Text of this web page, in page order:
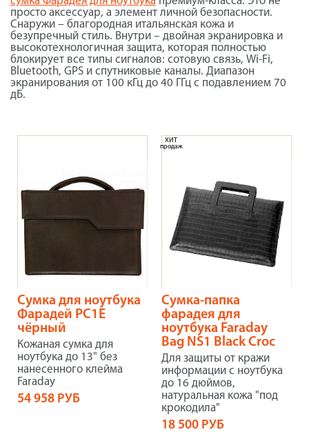
просто аксессуар, а элемент личной безопасности.
Снаружи – благородная итальянская кожа и
безупречный стиль. Внутри – двойная экранировка и
высокотехнологичная защита, которая полностью
блокирует все типы сигналов: сотовую связь, Wi-Fi,
Bluetooth, GPS и спутниковые каналы. Диапазон
экранирования от 100 кГц до 40 ГГц с подавлением 70
дБ.
Сумка для ноутбука
Фарадей РС1Е
чёрный
Кожаная сумка для
ноутбука до 13" без
нанесенного клейма
Faraday
54 958 РУБ
Сумка-папка
фарадея для
ноутбука Faraday
Bag NS1 Black Croc
Для защиты от кражи
информации с ноутбука
до 16 дюймов,
натуральная кожа "под
крокодила"
ХИТ
продаж
18 500 РУБ